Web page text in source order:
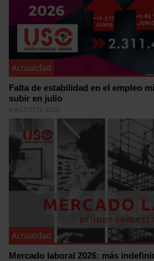
Actualidad
Falta de estabilidad en el empleo
subir en julio
4 AGOSTO, 2026
Actualidad
Mercado laboral 2026: más